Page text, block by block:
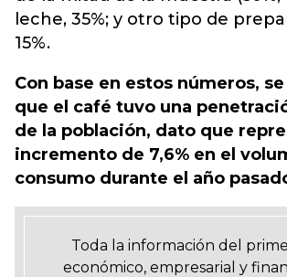
leche, 35%; y otro tipo de
15%.
Con base en estos números,
que el café tuvo una
de la población, dato que
incremento de 7,6% en el
consumo durante el año
Toda la información del
económico, empresarial y